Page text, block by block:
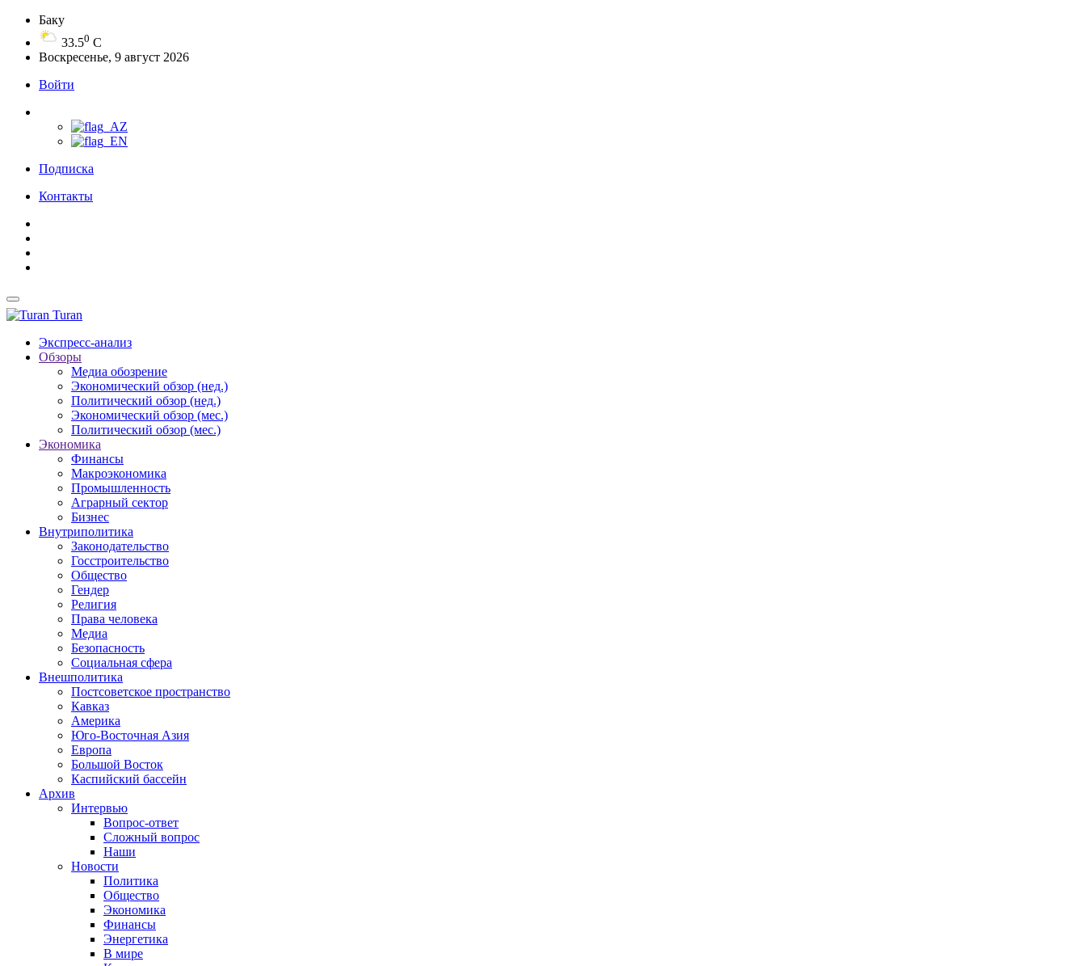
Баку
33.50 C
Воскресенье, 9 август 2026
Войти
Подписка
Контакты
Turan
Экспресс-анализ
Обзоры
Медиа обозрение
Экономический обзор (нед.)
Политический обзор (нед.)
Экономический обзор (мес.)
Политический обзор (мес.)
Экономика
Финансы
Макроэкономика
Промышленность
Аграрный сектор
Бизнес
Внутриполитика
Законодательство
Госстроительство
Общество
Гендер
Религия
Права человека
Медиа
Безопасность
Социальная сфера
Внешполитика
Постсоветское пространство
Кавказ
Америка
Юго-Восточная Азия
Европа
Большой Восток
Каспийский бассейн
Архив
Интервью
Вопрос-ответ
Сложный вопрос
Наши
Новости
Политика
Общество
Экономика
Финансы
Энергетика
В мире